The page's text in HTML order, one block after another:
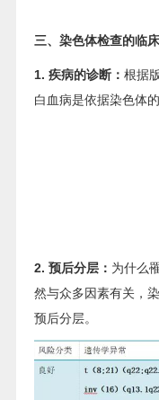
三、染色体检查的临
1. 疾病的诊断： 根据
白血病是依据染色体
2. 预后分层： 为什么
然与众多因素有关，
预后分层。